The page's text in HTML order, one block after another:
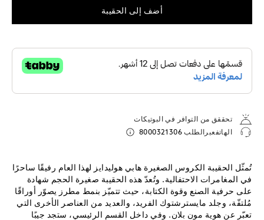
أضف إلى الحقيبة
تحققق من التوافر في البوتيكات
الهاتفعبرالطلب 8000321306
تُمثّل الحقيبة الكروس الصغيرة هابي هوليدايز لهذا العام رفيقًا ساحرًا
في المغامرات الاحتفالية. وتُعدّ هذه الحقيبة صغيرة الحجم شهادة
على حرفية الصنع وقوة الكتابة، حيث تتميّز بنمط مطرز يصوّر أوراقًا
مُلتفّة، وجلد مايسترشتوك الفريد، والعديد من العناصر الأخرى التي
تعبّر عن هوية مون بلان. وفي داخل القسم الرئيسي، ستجد جيبًا